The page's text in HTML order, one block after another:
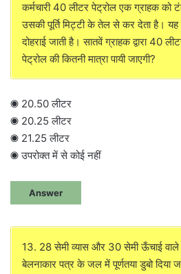
कर्मचारी 40 लीटर पेट्रोल एक ग्राहक को
उसकी पूर्ति मिट्टी के तेल से कर देता है। यह
दोहराई जाती है। सातवें ग्राहक द्वारा 40
पेट्रोल की कितनी मात्रा पायी जाएगी?
◉ 20.50 लीटर
◉ 20.25 लीटर
◉ 21.25 लीटर
◉ उपरोक्त में से कोई नहीं
Answer
13. 28 सेमी व्यास और 30 सेमी ऊँचाई
बेलनाकार पत्र के जल में पूर्णतया डुबो दिया